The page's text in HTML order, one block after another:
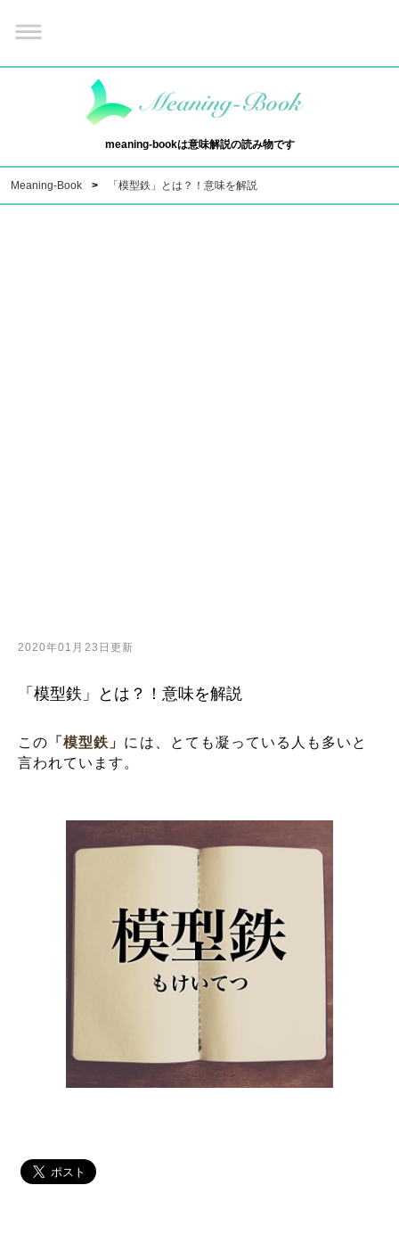
meaning-bookは意味解説の読み物です
Meaning-Book 「模型鉄」とは？！意味を解説
2020年01月23日更新
「模型鉄」とは？！意味を解説
この 「模型鉄」 には、とても凝っている人も多いと
言われています。